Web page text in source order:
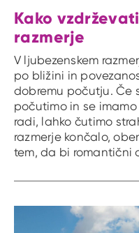
Kako
razmerje
V ljubezenskem
po bližini in
dobremu počutju. Če
počutimo in se
radi, lahko čutimo
razmerje končalo,
tem, da bi romantični